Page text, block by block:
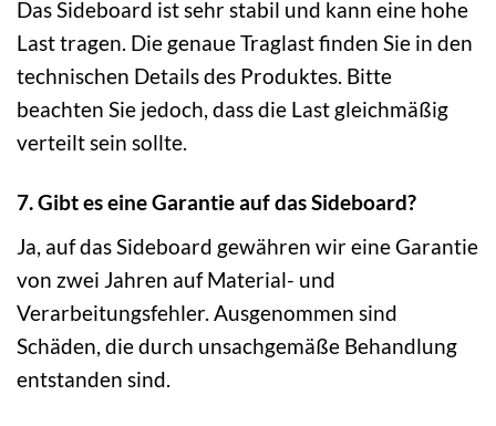
Das Sideboard ist sehr stabil und kann eine hohe
Last tragen. Die genaue Traglast finden Sie in den
technischen Details des Produktes. Bitte
beachten Sie jedoch, dass die Last gleichmäßig
verteilt sein sollte.
7. Gibt es eine Garantie auf das Sideboard?
Ja, auf das Sideboard gewähren wir eine Garantie
von zwei Jahren auf Material- und
Verarbeitungsfehler. Ausgenommen sind
Schäden, die durch unsachgemäße Behandlung
entstanden sind.